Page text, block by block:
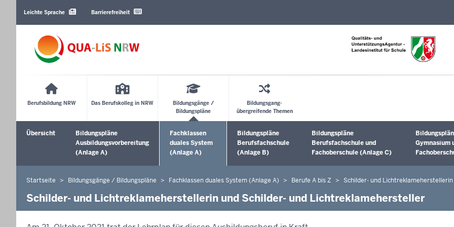
Sprachen
Leichte Sprache Barrierefreiheit
Berufsbildung NRW Das Berufskolleg in NRW
Bildungsgänge /
Bildungspläne
Bildungsgang-
übergreifende Themen
Sekundärmenü
Übersicht
Bildungspläne
Ausbildungsvorbereitung
(Anlage A)
Fachklassen
duales System
(Anlage A)
Untermenü öffnen
Bildungspläne
Berufsfachschule
(Anlage B)
Untermenü öffnen
Bildungspläne
Berufsfachschule und
Fachoberschule (Anlage C)
Untermenü
Gymnasium
Sie
befinden
Startseite Bildungsgänge / Bildungspläne Fachklassen duales System (Anlage A) Berufe A bis Z Schilder- und
Schilder- und Lichtreklameherstellerin und Schilder- und Lichtreklamehersteller